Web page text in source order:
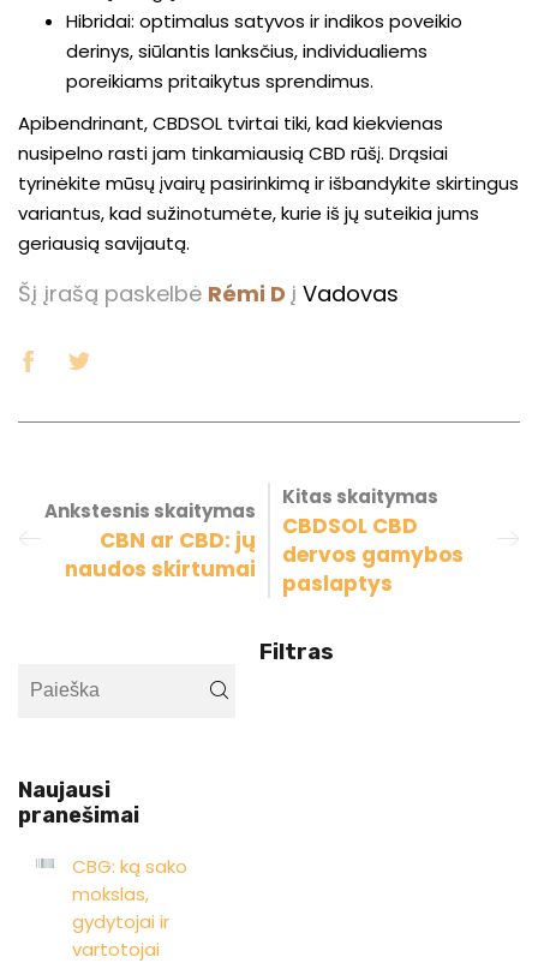
Hibridai: optimalus satyvos ir indikos poveikio
derinys, siūlantis lanksčius, individualiems
poreikiams pritaikytus sprendimus.
Apibendrinant, CBDSOL tvirtai tiki, kad kiekvienas
nusipelno rasti jam tinkamiausią CBD rūšį. Drąsiai
tyrinėkite mūsų įvairų pasirinkimą ir išbandykite skirtingus
variantus, kad sužinotumėte, kurie iš jų suteikia jums
geriausią savijautą.
Šį įrašą paskelbė Rémi D į Vadovas
Ankstesnis skaitymas
CBN ar CBD: jų
naudos skirtumai
Kitas skaitymas
CBDSOL CBD
dervos gamybos
paslaptys
Filtras
Naujausi
pranešimai
CBG: ką sako
mokslas,
gydytojai ir
vartotojai